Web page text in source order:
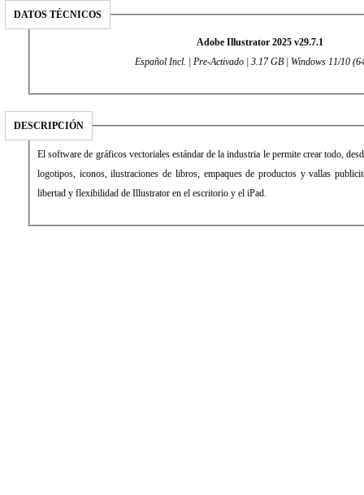
DATOS TÉCNICOS
Adobe Illustrator 2025 v29.7.1
Español Incl. | Pre-Activado | 3.17 GB | Windows 11/10
DESCRIPCIÓN
El software de gráficos vectoriales estándar de la industria le permite crear todo,
logotipos, iconos, ilustraciones de libros, empaques de productos y vallas
libertad y flexibilidad de Illustrator en el escritorio y el iPad.